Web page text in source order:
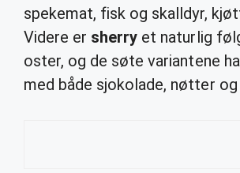
spekemat, fisk og skalldyr,
Videre er sherry et naturlig
oster, og de søte variantene
med både sjokolade, nøtter og